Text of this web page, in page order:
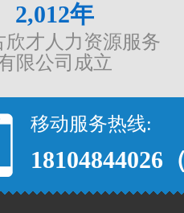
2,012年
欣才人力资源服务
限公司成立
移动服务热线:
18104844026